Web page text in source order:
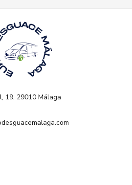
19, 29010 Málaga